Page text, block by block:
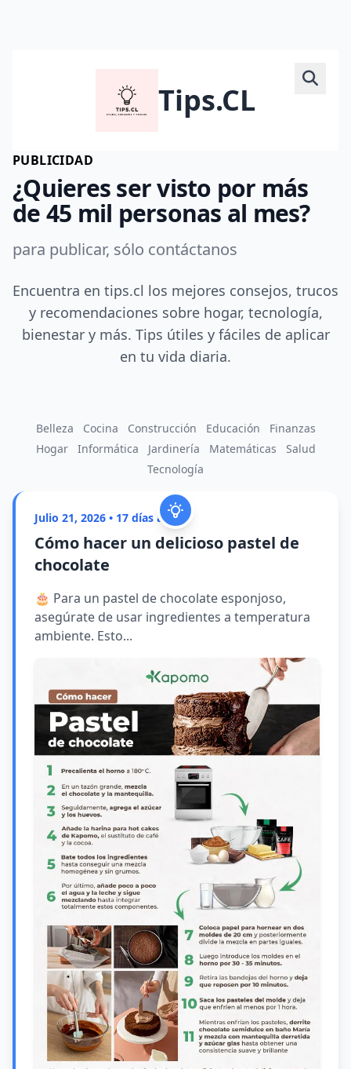
Tips.CL
PUBLICIDAD
¿Quieres ser visto por más
de 45 mil personas al mes?
para publicar, sólo contáctanos
Encuentra en tips.cl los mejores consejos, trucos
y recomendaciones sobre hogar, tecnología,
bienestar y más. Tips útiles y fáciles de aplicar
en tu vida diaria.
Belleza Cocina Construcción Educación
Finanzas
Hogar
Informática Jardinería Matemáticas
Salud
Tecnología
Julio 21, 2026 • 17 días atrás
Cómo hacer un delicioso pastel de
chocolate
🎂 Para un pastel de chocolate esponjoso,
asegúrate de usar ingredientes a temperatura
ambiente. Esto...